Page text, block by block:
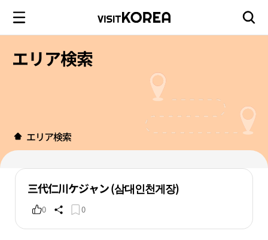
エリア検索
エリア検索
三代仁川ケジャン (삼대인천게장)
0 0